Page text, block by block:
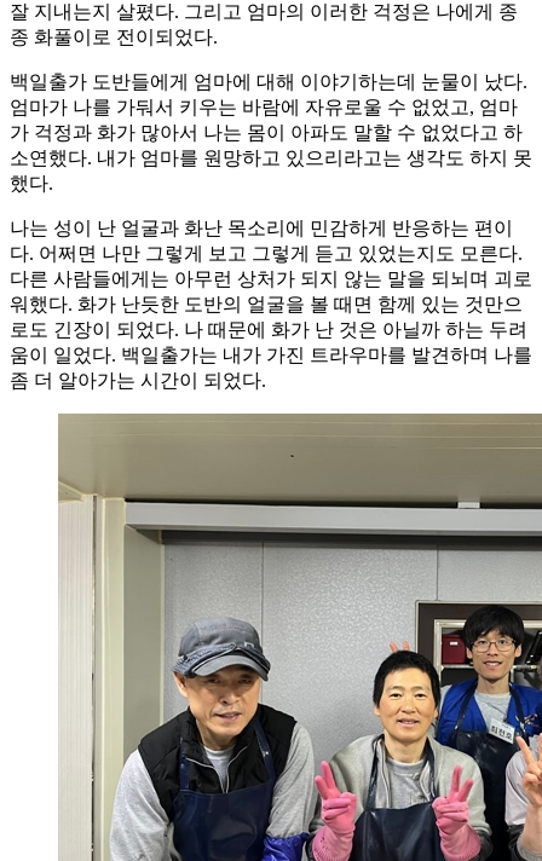
잘 지내는지 살폈다. 그리고 엄마의 이러한 걱정은 나에게 종
종 화풀이로 전이되었다.
백일출가 도반들에게 엄마에 대해 이야기하는데 눈물이 났다.
엄마가 나를 가둬서 키우는 바람에 자유로울 수 없었고, 엄마
가 걱정과 화가 많아서 나는 몸이 아파도 말할 수 없었다고 하
소연했다. 내가 엄마를 원망하고 있으리라고는 생각도 하지 못
했다.
나는 성이 난 얼굴과 화난 목소리에 민감하게 반응하는 편이
다. 어쩌면 나만 그렇게 보고 그렇게 듣고 있었는지도 모른다.
다른 사람들에게는 아무런 상처가 되지 않는 말을 되뇌며 괴로
워했다. 화가 난듯한 도반의 얼굴을 볼 때면 함께 있는 것만으
로도 긴장이 되었다. 나 때문에 화가 난 것은 아닐까 하는 두려
움이 일었다. 백일출가는 내가 가진 트라우마를 발견하며 나를
좀 더 알아가는 시간이 되었다.